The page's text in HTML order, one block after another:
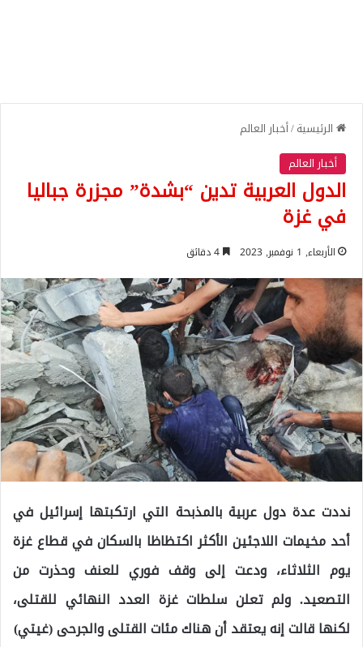
الرئيسية/أخبار العالم
أخبار العالم
الدول العربية تدين “بشدة” مجزرة جباليا
في غزة
الأربعاء, 1 نوفمبر, 2023
نددت عدة دول عربية بالمذبحة التي ارتكبتها إسرائيل في
أحد مخيمات اللاجئين الأكثر اكتظاظا بالسكان في قطاع غزة
يوم الثلاثاء، ودعت إلى وقف فوري للعنف وحذرت من
التصعيد. ولم تعلن سلطات غزة العدد النهائي للقتلى،
لكنها قالت إنه يعتقد أن هناك مئات القتلى والجرحى (غيتي)